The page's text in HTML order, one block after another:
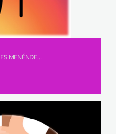
Secundaria, ADRIÁN CERVANTES MENÉNDEZ, GONZALO GARCÍA FERNÁMDEZ y MARIO FAURA SANZ